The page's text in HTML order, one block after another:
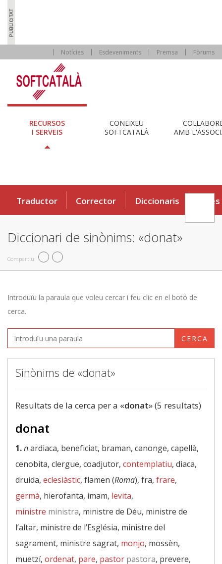
Notícies Esdeveniments Premsa Fòrums
RECURSOS
I SERVEIS
CONEIXEU
SOFTCATALÀ
AMB
Traductor Corrector Diccionaris Eines
Diccionari de sinònims: «donat»
Compartiu
Introduïu la paraula que voleu cercar i feu clic en el botó de
cerca.
CERCA
Sinònims de «donat»
Resultats de la cerca per a «donat» (5 resultats)
donat
1.nardiaca, beneficiat, braman, canonge, capellà,
cenobita, clergue, coadjutor, contemplatiu, diaca,
druida, eclesiàstic, flamen (Roma), fra, frare,
germà, hierofanta, imam, levita,
ministre ministra, ministre de Déu, ministre de
l’altar, ministre de l’Església, ministre del
sagrament, ministre sagrat, monjo, mossèn,
muetzí, ordenat, pare, pastor pastora, prevere,